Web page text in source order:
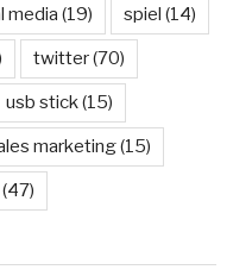
media (19) spiel (14)
twitter(70)
usb stick(15)
marketing(15)
(47)